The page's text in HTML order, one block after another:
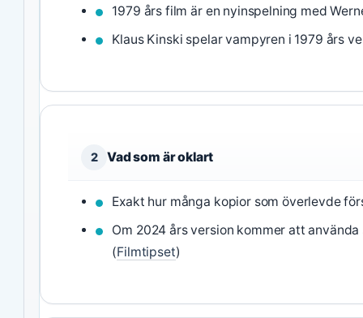
1979 års film är en nyinspelning med
Klaus Kinski spelar vampyren i 1979 års
2 Vad som är oklart
Exakt hur många kopior som överlevde
Om 2024 års version kommer att
(Filmtipset)